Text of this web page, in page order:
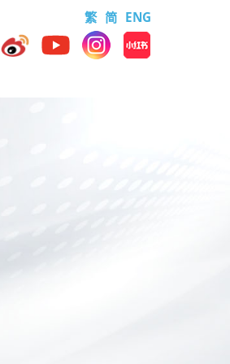
繁 简 ENG